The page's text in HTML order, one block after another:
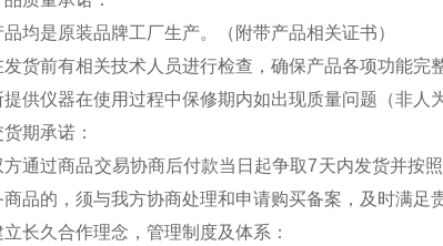
均是原装品牌工厂生产。（附带产品相关证书）
发货前有相关技术人员进行检查，确保产品各项功能完
供仪器在使用过程中保修期内如出现质量问题（非人
期承诺：
方通过商品交易协商后付款当日起争取7天内发货并按
品的，须与我方协商处理和申请购买备案，及时满足
立长久合作理念，管理制度及体系：